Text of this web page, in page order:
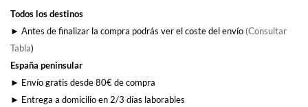
Todos los destinos
► Antes de finalizar la compra podrás ver el coste del envío (Consultar
Tabla)
España peninsular
► Envío gratis desde 80€ de compra
► Entrega a domicilio en 2/3 días laborables